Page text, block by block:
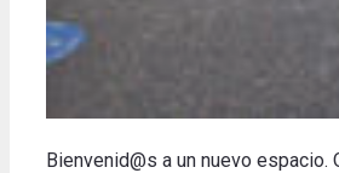
Bienvenid@s a un nuevo espacio.